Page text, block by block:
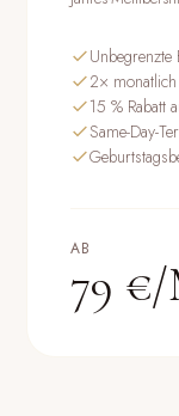
Unbegrenzte
2×
15 % Rabatt
Same-Day-
AB
79